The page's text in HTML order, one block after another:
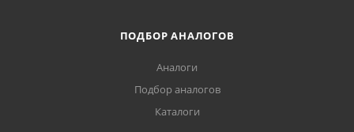
ПОДБОР АНАЛОГОВ
Аналоги
Подбор аналогов
Каталоги